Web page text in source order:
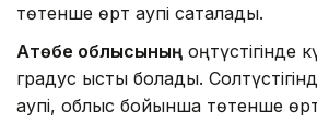
төтенше өрт қаупі сақталады.
Ақтөбе облысының оңтүстігінде
градус ыстық болады.
қаупі, облыс бойынша төтенше өрт